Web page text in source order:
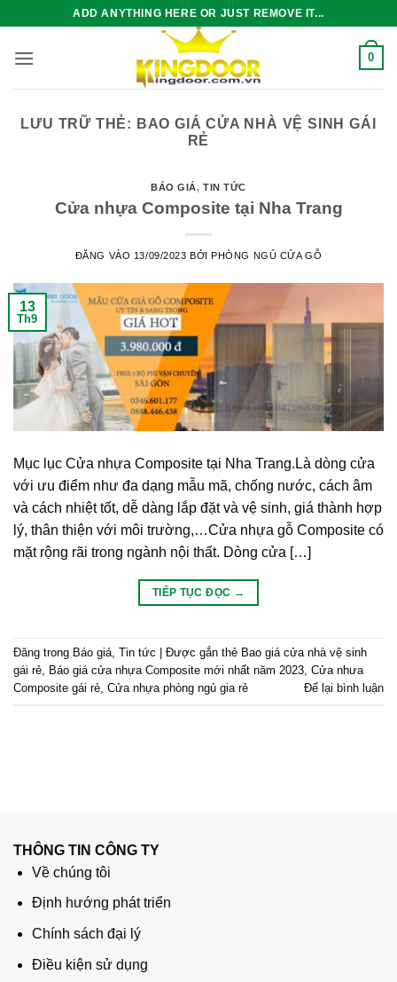
nội
ADD ANYTHING HERE OR JUST REMOVE IT...
0
LƯU TRỮ THẺ: BAO GIÁ CỬA NHÀ VỆ SINH GÁI
RẺ
BÁO GIÁ,TIN TỨC
Cửa nhựa Composite tại Nha Trang
ĐĂNG VÀO 13/09/2023 BỞIPHÒNG NGỦ CỬA GỖ
13
Th9
Mục lục Cửa nhựa Composite tại Nha Trang.Là dòng cửa
với ưu điểm như đa dạng mẫu mã, chống nước, cách âm
và cách nhiệt tốt, dễ dàng lắp đặt và vệ sinh, giá thành hợp
lý, thân thiện với môi trường,…Cửa nhựa gỗ Composite có
mặt rộng rãi trong ngành nội thất. Dòng cửa […]
TIẾP TỤC ĐỌC →
Đăng trong Báo giá, Tin tức Được gắn thẻ Bao giá cửa nhà vệ sinh
gái rẻ, Báo giá cửa nhựa Composite mới nhất năm 2023, Cửa nhưa
Composite gái rẻ, Cửa nhựa phòng ngủ gia rẻ Để lại bình luận
THÔNG TIN CÔNG TY
Về chúng tôi
Định hướng phát triển
Chính sách đại lý
Điều kiện sử dụng